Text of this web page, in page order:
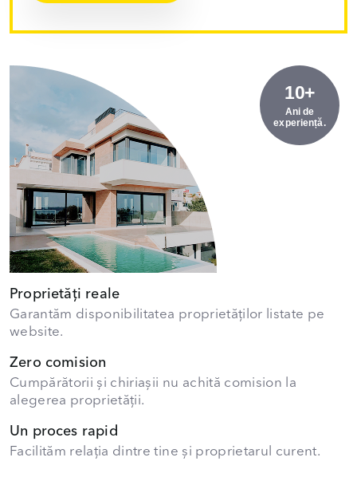
10+
Ani de
experiență.
Proprietăți reale
Garantăm disponibilitatea proprietăților listate pe
website.
Zero comision
Cumpărătorii și chiriașii nu achită comision la
alegerea proprietății.
Un proces rapid
Facilităm relația dintre tine și proprietarul curent.